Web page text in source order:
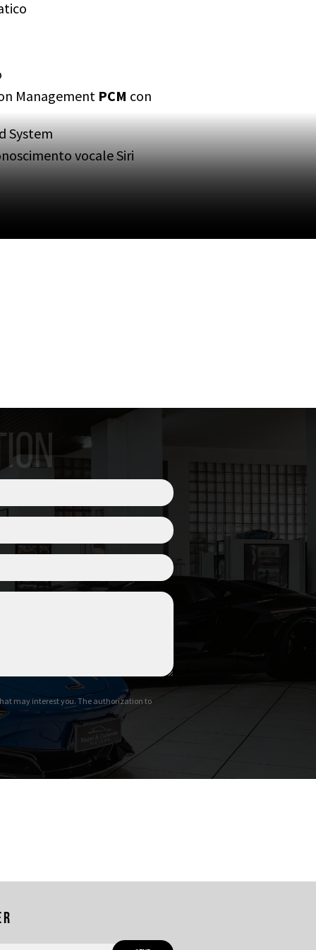
Management PCM con
System
vocale Siri
wireless
e posteriori
TPMS
Giallo Racing
may interest you. The authorization to